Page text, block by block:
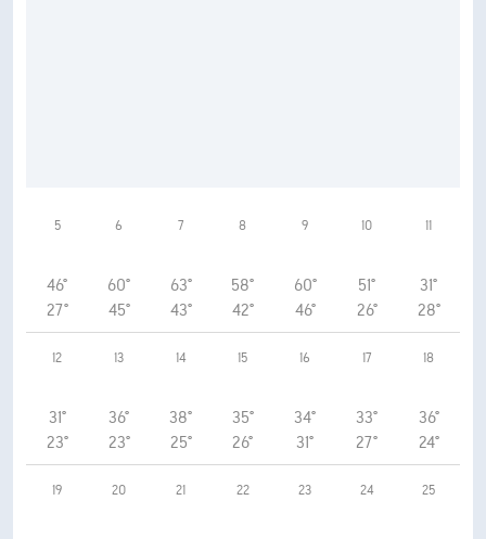
5
46°
27°
6
60°
45°
7
63°
43°
8
58°
42°
9
60°
46°
10
51°
26°
11
31°
28°
12
31°
23°
13
36°
23°
14
38°
25°
15
35°
26°
16
34°
31°
17
33°
27°
18
36°
24°
19 20 21 22 23 24 25